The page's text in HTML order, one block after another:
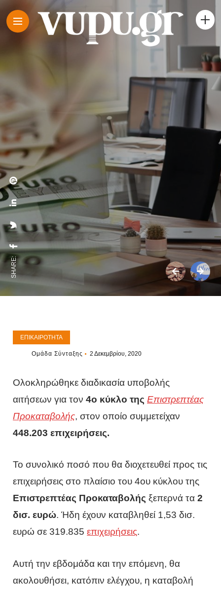
SHARE:
ΕΠΙΚΑΙΡΌΤΗΤΑ
Ομάδα Σύνταξης 2 Δεκεμβρίου, 2020
Ολοκληρώθηκε διαδικασία υποβολής
αιτήσεων για τον 4ο κύκλο τηςΕπιστρεπτέας
Προκαταβολής, στον οποίο συμμετείχαν
448.203 επιχειρήσεις.
Το συνολικό ποσό που θα διοχετευθεί προς τις
επιχειρήσεις στο πλαίσιο του 4ου κύκλου της
Επιστρεπτέας Προκαταβολής ξεπερνά τα2
δισ. ευρώ. Ήδη έχουν καταβληθεί 1,53 δισ.
ευρώ σε 319.835επιχειρήσεις.
Αυτή την εβδομάδα και την επόμενη, θα
ακολουθήσει, κατόπιν ελέγχου, η καταβολή